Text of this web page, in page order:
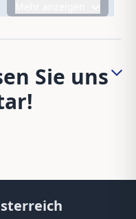
Sie uns